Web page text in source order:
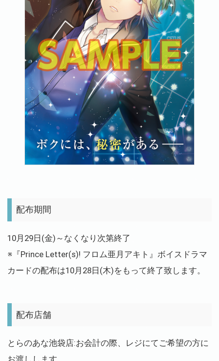
配布期間
10月29日(金)～なくなり次第終了
※『Prince Letter(s)! フロム亜月アキト』ボイスドラマ
カードの配布は10月28日(木)をもって終了致します。
配布店舗
とらのあな池袋店:お会計の際、レジにてご希望の方に